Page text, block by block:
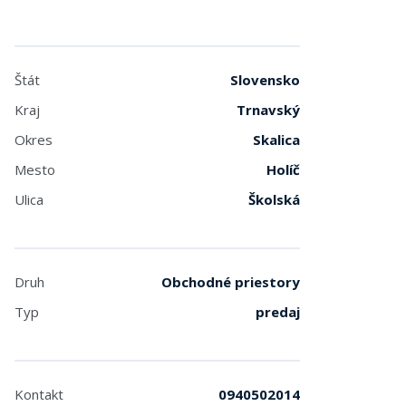
Štát
Slovensko
Kraj
Trnavský
Okres
Skalica
Mesto
Holíč
Ulica
Školská
Druh
Obchodné priestory
Typ
predaj
Kontakt 0940502014